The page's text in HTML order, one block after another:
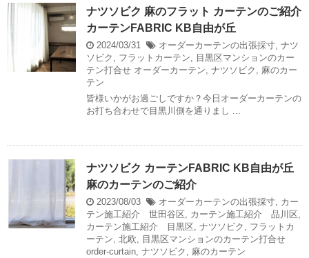
ナツソビク 麻のフラット カーテンのご紹介
カーテンFABRIC KB自由が丘
2024/03/31 オーダーカーテンの出張採寸, ナツ
ソビク , フラットカーテン, 目黒区マンションのカー
テン打合せ オーダーカーテン, ナツソビク , 麻のカー
テン
皆様いかがお過ごしですか？今日オーダーカーテンの
お打ち合わせで目黒川側を通りまし ...
ナツソビク カーテンFABRIC KB自由が丘
麻のカーテンのご紹介
2023/08/03 オーダーカーテンの出張採寸, カー
テン施工紹介 世田谷区, カーテン施工紹介 品川区,
カーテン施工紹介 目黒区, ナツソビク , フラットカ
ーテン, 北欧, 目黒区マンションのカーテン打合せ
order-curtain, ナツソビク , 麻のカーテン